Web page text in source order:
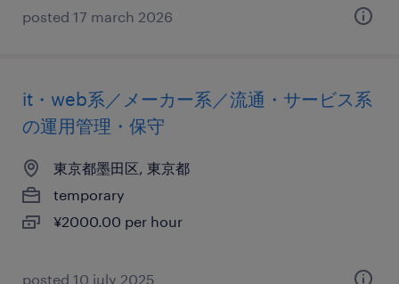
posted 17 march 2026
it・web系／メーカー系／流通・サービス系
の運用管理・保守
東京都墨田区, 東京都
temporary
¥2000.00 per hour
posted 10 july 2025